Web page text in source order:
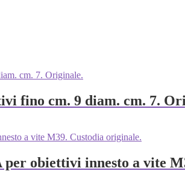
fino cm. 9 diam. cm. 7.
obiettivi innesto a vite